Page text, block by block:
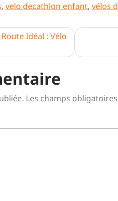
, velo decathlon enfant, vélos
Idéal : Vélo
Les champs